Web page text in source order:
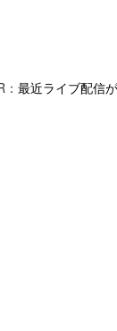
最近ライブ配信